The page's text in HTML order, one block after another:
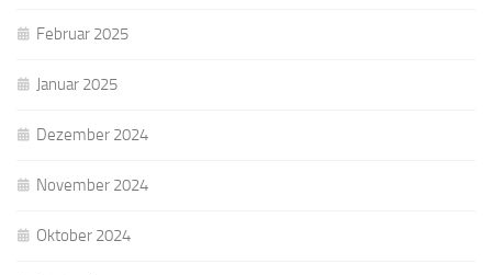
Februar 2025
Januar 2025
Dezember 2024
November 2024
Oktober 2024